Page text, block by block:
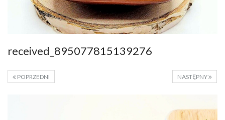
received_895077815139276
NASTĘPNY
POPRZEDNI